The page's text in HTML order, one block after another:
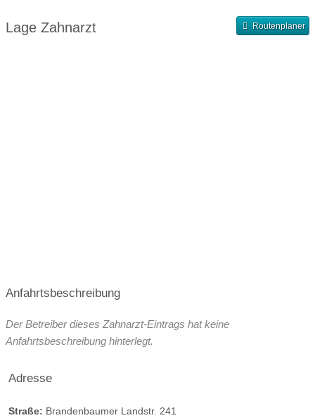
Samstagssprechstunde
Lage Zahnarzt Routenplaner
Anfahrtsbeschreibung
Der Betreiber dieses Zahnarzt-Eintrags hat keine
Anfahrtsbeschreibung hinterlegt.
Adresse
Straße: Brandenbaumer Landstr. 241